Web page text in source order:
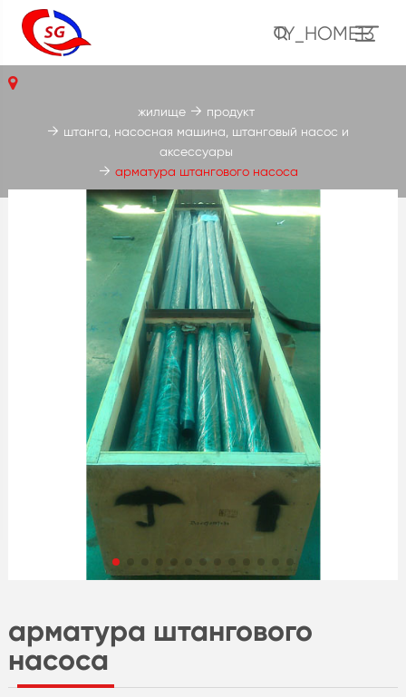
TY_HOME13
арматура штангового
насоса
жилище
продукт
штанга, насосная машина, штанговый насос и
аксессуары
арматура штангового насоса